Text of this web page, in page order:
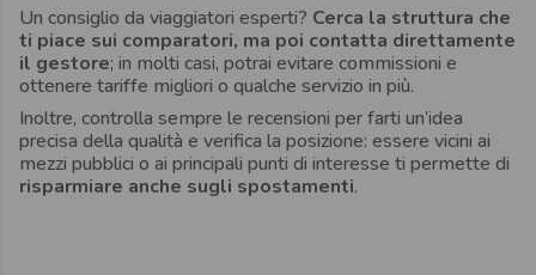
Un consiglio da viaggiatori esperti? Cerca la struttura che
ti piace sui comparatori, ma poi contatta direttamente
il gestore; in molti casi, potrai evitare commissioni e
ottenere tariffe migliori o qualche servizio in più.
Inoltre, controlla sempre le recensioni per farti un’idea
precisa della qualità e verifica la posizione: essere vicini ai
mezzi pubblici o ai principali punti di interesse ti permette di
risparmiare anche sugli spostamenti.